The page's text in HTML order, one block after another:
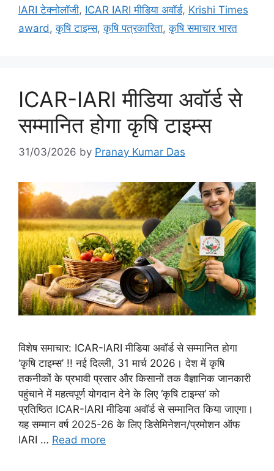
IARI टेक्नोलॉजी, ICAR IARI मीडिया अवॉर्ड, Krishi Times
award ,कृषि टाइम्स,कृषि पत्रकारिता,कृषि समाचार भारत
ICAR-IARI मीडिया अवॉर्ड से
सम्मानित होगा कृषि टाइम्स
31/03/2026 by Pranay Kumar Das
विशेष समाचार: ICAR-IARI मीडिया अवॉर्ड से सम्मानित होगा
‘कृषि टाइम्स’ !! नई दिल्ली, 31 मार्च 2026। देश में कृषि
तकनीकों के प्रभावी प्रसार और किसानों तक वैज्ञानिक जानकारी
पहुंचाने में महत्वपूर्ण योगदान देने के लिए ‘कृषि टाइम्स’ को
प्रतिष्ठित ICAR-IARI मीडिया अवॉर्ड से सम्मानित किया जाएगा।
यह सम्मान वर्ष 2025-26 के लिए डिसेमिनेशन/प्रमोशन ऑफ
IARI … Read more